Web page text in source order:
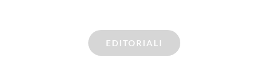
EDITORIALI